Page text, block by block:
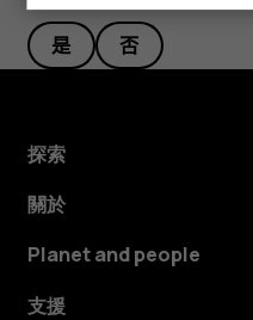
是 否
探索
關於
Planet and people
支援